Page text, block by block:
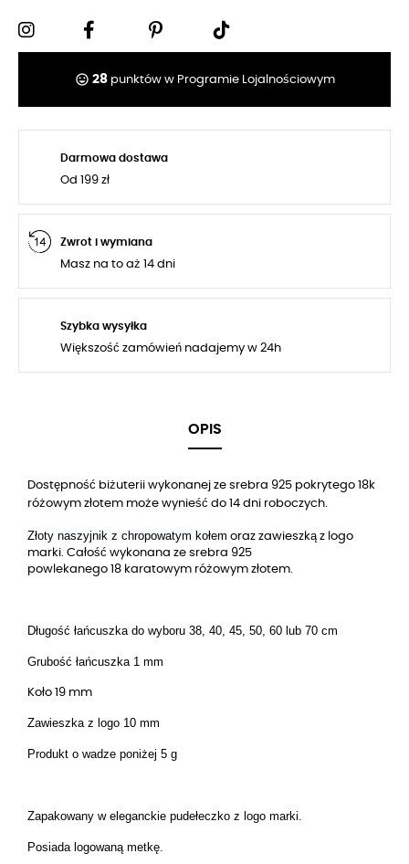
tag_faces 28punktów w Programie Lojalnościowym
Darmowa dostawa
Od 199 zł
Zwrot i wymiana
Masz na to aż 14 dni
Szybka wysyłka
Większość zamówień nadajemy w 24h
OPIS
Dostępność biżuterii wykonanej ze srebra 925 pokrytego 18k
różowym złotem może wynieść do 14 dni roboczych.
Złoty naszyjnik z chropowatym kołem oraz zawieszką z logo
marki. Całość wykonana ze srebra 925
powlekanego 18 karatowym różowym złotem.
Długość łańcuszka do wyboru 38, 40, 45, 50, 60 lub 70 cm
Grubość łańcuszka 1 mm
Koło 19 mm
Zawieszka z logo 10 mm
Produkt o wadze poniżej 5 g
Zapakowany w eleganckie pudełeczko z logo marki.
Posiada logowaną metkę.